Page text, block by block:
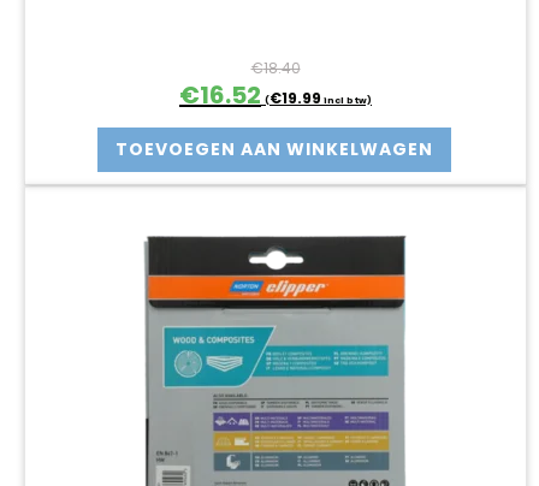
€18.40
Oorspronkelijke
prijs
was:
€18.40.
€16.52 Huidige
prijs
is:
€16.52.
(€19.99 incl btw)
TOEVOEGEN AAN WINKELWAGEN